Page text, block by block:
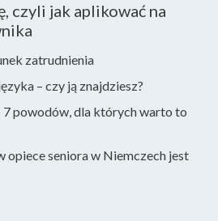
czyli jak aplikować na
zatrudnienia
– czy ją znajdziesz?
7 powodów, dla których warto to
opiece seniora w Niemczech jest